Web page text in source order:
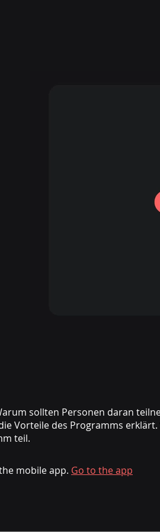
sollten Personen daran
Vorteile des Programms erklärt.
mobile app. Go to the app